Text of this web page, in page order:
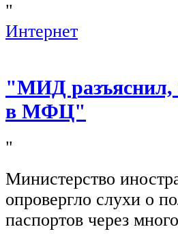
"
Интернет
"МИД разъяснил,
в МФЦ"
"
Министерство
опровергло слухи о
паспортов через